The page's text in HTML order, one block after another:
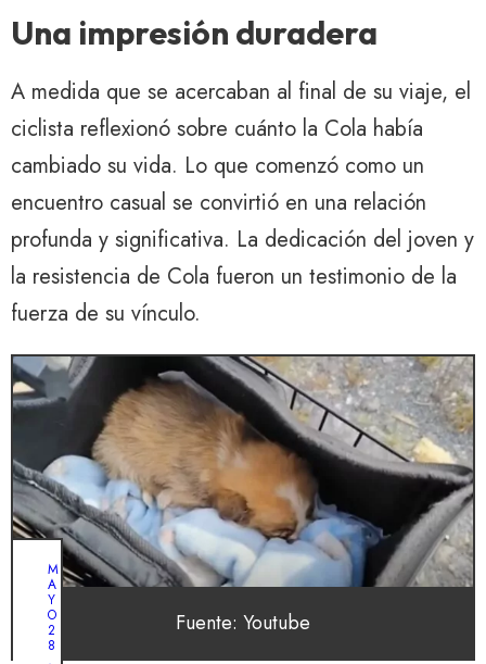
Una impresión duradera
A medida que se acercaban al final de su viaje, el
ciclista reflexionó sobre cuánto la Cola había
cambiado su vida. Lo que comenzó como un
encuentro casual se convirtió en una relación
profunda y significativa. La dedicación del joven y
la resistencia de Cola fueron un testimonio de la
fuerza de su vínculo.
Fuente: Youtube
M
A
Y
O
2
8